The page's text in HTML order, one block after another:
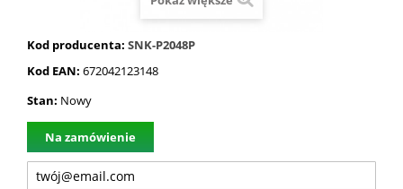
Kod producenta: SNK-P2048P
Kod EAN: 672042123148
Stan: Nowy
Na zamówienie